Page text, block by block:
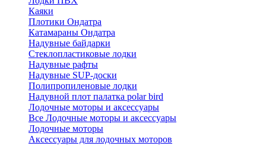
Каяки
Плотики Ондатра
Катамараны Ондатра
Надувные байдарки
Стеклопластиковые лодки
Надувные рафты
Надувные SUP-доски
Полипропиленовые лодки
Надувной плот палатка polar bird
Лодочные моторы и аксессуары
Все Лодочные моторы и аксессуары
Лодочные моторы
Аксессуары для лодочных моторов